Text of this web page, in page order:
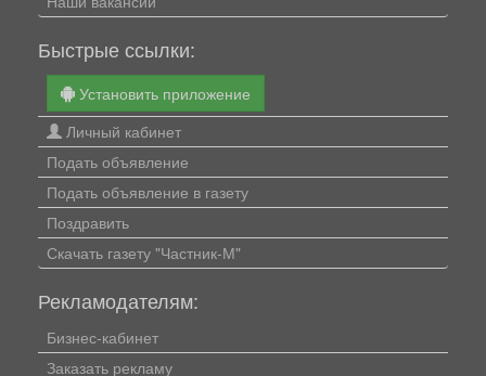
Быстрые ссылки:
Установить приложение
Личный кабинет
Подать объявление
Подать объявление в газету
Поздравить
Скачать газету "Частник-М"
Рекламодателям:
Бизнес-кабинет
Заказать рекламу